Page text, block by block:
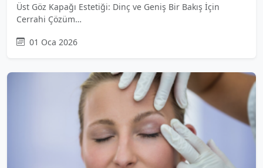
Üst Göz Kapağı Estetiği: Dinç ve Geniş Bir Bakış İçin
Cerrahi Çözüm…
01 Oca 2026